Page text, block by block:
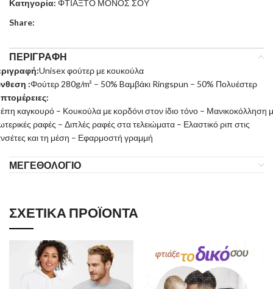
Κατηγορία: ΦΤΙΑΞΤΟ ΜΟΝΟΣ ΣΟΥ
Share:
ΠΕΡΙΓΡΑΦΉ
Unisex φούτερ με κουκούλα
:Φούτερ 280g/m² – 50% Bαμβάκι Ringspun – 50% Πολυέστερ
καγκουρό – Κουκούλα με κορδόνι στον ίδιο τόνο – Μανικοκόλληση
ραφές – Διπλές ραφές στα τελειώματα – Ελαστικό ριπ στις
και τη μέση – Εφαρμοστή γραμμή
ΜΕΓΕΘΟΛΌΓΙΟ
ΣΧΕΤΙΚΆ ΠΡΟΪΌΝΤΑ